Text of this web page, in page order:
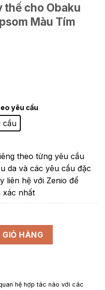
thế cho Obaku
Màu Tím
giá:
yêu cầu
cầu
theo từng yêu cầu
da và các yêu cầu đặc
liên hệ với Zenio để
xác nhất
Harmony - Dây Da
HÀNG
hệ hợp tác nào với các